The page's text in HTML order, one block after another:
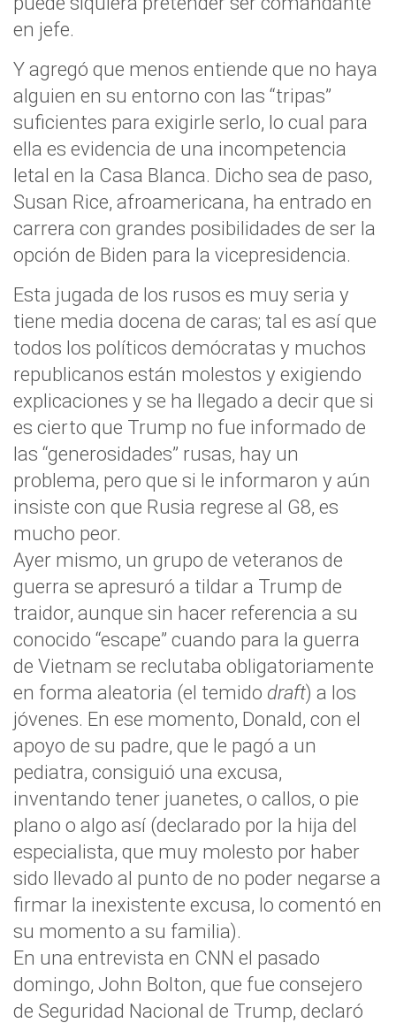
en jefe.
Y agregó que menos entiende que no haya
alguien en su entorno con las “tripas”
suficientes para exigirle serlo, lo cual para
ella es evidencia de una incompetencia
letal en la Casa Blanca. Dicho sea de paso,
Susan Rice, afroamericana, ha entrado en
carrera con grandes posibilidades de ser la
opción de Biden para la vicepresidencia.
Esta jugada de los rusos es muy seria y
tiene media docena de caras; tal es así que
todos los políticos demócratas y muchos
republicanos están molestos y exigiendo
explicaciones y se ha llegado a decir que si
es cierto que Trump no fue informado de
las “generosidades” rusas, hay un
problema, pero que si le informaron y aún
insiste con que Rusia regrese al G8, es
mucho peor.
Ayer mismo, un grupo de veteranos de
guerra se apresuró a tildar a Trump de
traidor, aunque sin hacer referencia a su
conocido “escape” cuando para la guerra
de Vietnam se reclutaba obligatoriamente
en forma aleatoria (el temido draft) a los
jóvenes. En ese momento, Donald, con el
apoyo de su padre, que le pagó a un
pediatra, consiguió una excusa,
inventando tener juanetes, o callos, o pie
plano o algo así (declarado por la hija del
especialista, que muy molesto por haber
sido llevado al punto de no poder negarse a
firmar la inexistente excusa, lo comentó en
su momento a su familia).
En una entrevista en CNN el pasado
domingo, John Bolton, que fue consejero
de Seguridad Nacional de Trump, declaró